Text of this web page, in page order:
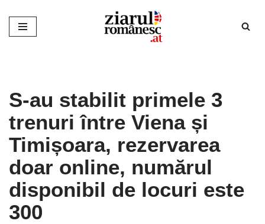
Sari
S-au stabilit primele 3
trenuri între Viena și
Timișoara, rezervarea
doar online, numărul
disponibil de locuri este
300